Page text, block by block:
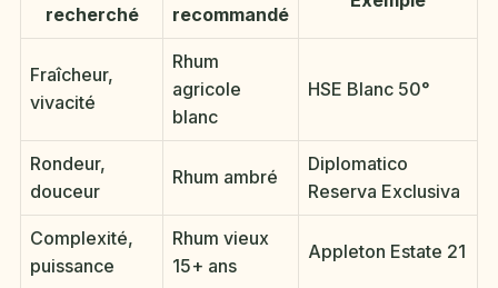
recherché
recommandé
Fraîcheur,
vivacité
Rhum
agricole
blanc
HSE Blanc 50°
Rondeur,
douceur
Rhum ambré
Diplomatico
Reserva Exclusiva
Complexité,
puissance
Rhum vieux
15+ ans
Appleton Estate 21